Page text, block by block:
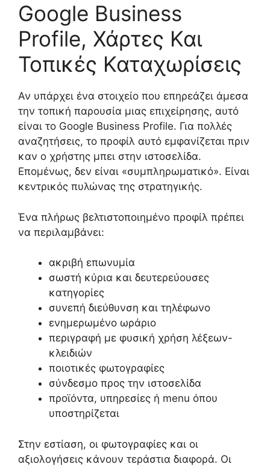
Google Business
Profile, Χάρτες Και
Τοπικές Καταχωρίσεις
Αν υπάρχει ένα στοιχείο που επηρεάζει άμεσα
την τοπική παρουσία μιας επιχείρησης, αυτό
είναι το Google Business Profile. Για πολλές
αναζητήσεις, το προφίλ αυτό εμφανίζεται πριν
καν ο χρήστης μπει στην ιστοσελίδα.
Επομένως, δεν είναι «συμπληρωματικό». Είναι
κεντρικός πυλώνας της στρατηγικής.
Ένα πλήρως βελτιστοποιημένο προφίλ πρέπει
να περιλαμβάνει:
ακριβή επωνυμία
σωστή κύρια και δευτερεύουσες
κατηγορίες
συνεπή διεύθυνση και τηλέφωνο
ενημερωμένο ωράριο
περιγραφή με φυσική χρήση λέξεων-
κλειδιών
ποιοτικές φωτογραφίες
σύνδεσμο προς την ιστοσελίδα
προϊόντα, υπηρεσίες ή menu όπου
υποστηρίζεται
Στην εστίαση, οι φωτογραφίες και οι
αξιολογήσεις κάνουν τεράστια διαφορά. Οι